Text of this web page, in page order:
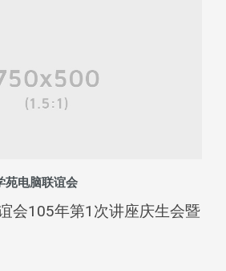
苑电脑联谊会
会105年第1次讲座庆生会暨